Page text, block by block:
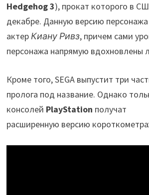
Hedgehog 3), прокат которого в
декабре. Данную версию
актерКиану Ривз, причем сами
персонажа напрямую вдохновлены
Кроме того, SEGA выпустит три
пролога под название. Однако
консолей PlayStation получат
расширенную версию